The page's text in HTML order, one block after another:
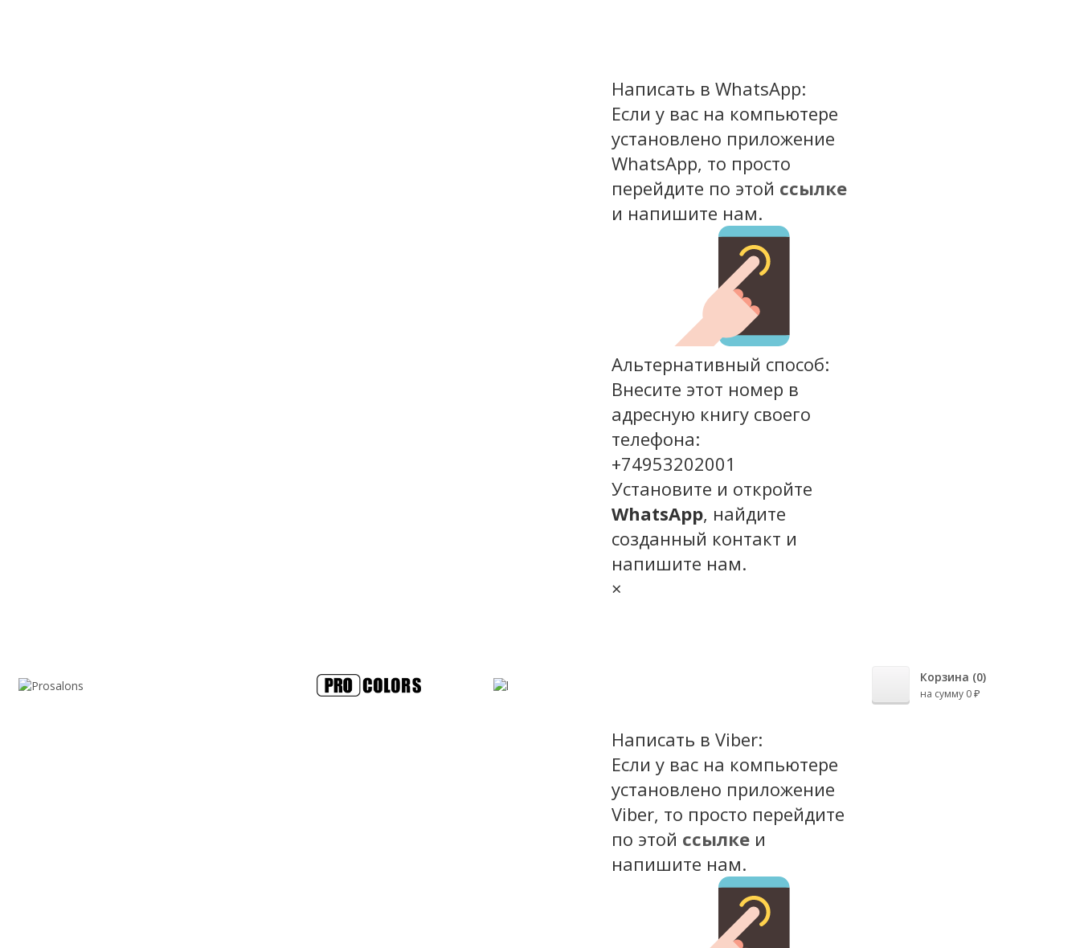
Написать в WhatsApp:
Если у вас на компьютере
установлено приложение
WhatsApp, то просто
перейдите по этой ссылке
и напишите нам.
Альтернативный способ:
Внесите этот номер в
адресную книгу своего
телефона:
+74953202001
Установите и откройте
WhatsApp, найдите
созданный контакт и
напишите нам.
×
Написать в Viber:
Если у вас на компьютере
установлено приложение
Viber, то просто перейдите
по этой ссылке и
напишите нам.
Корзина (0)
на сумму 0 ₽